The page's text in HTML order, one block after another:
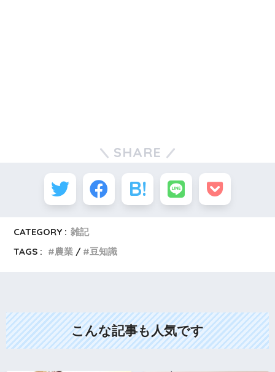
SHARE
CATEGORY : 雑記
TAGS :
農業 豆知識
こんな記事も人気です